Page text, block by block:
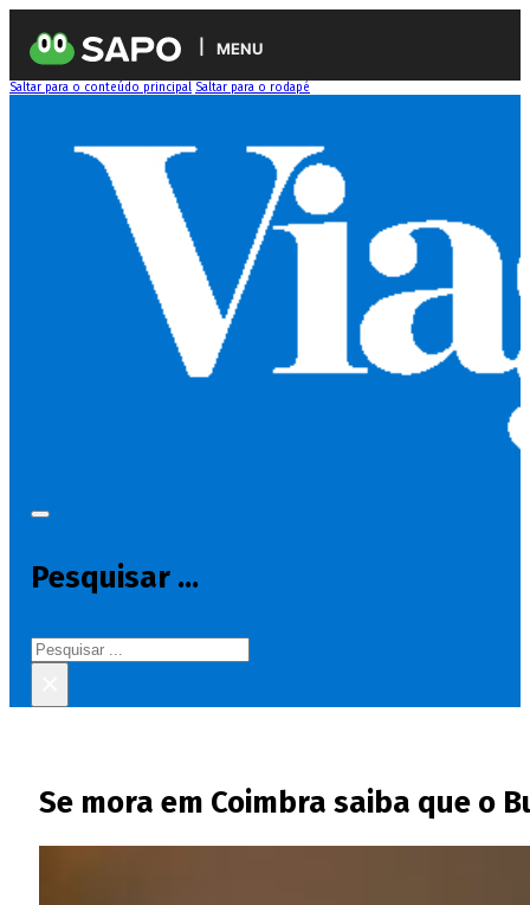
MENU
Saltar para o conteúdo principal Saltar para o rodapé
Pesquisar ...
Pesquisar
Se mora em Coimbra saiba que o